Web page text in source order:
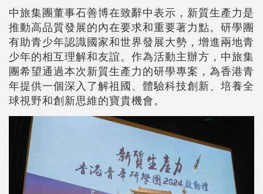
中旅集團董事石善博在致辭中表示，新質生產力是
推動高品質發展的內在要求和重要著力點。研學團
有助青少年認識國家和世界發展大勢，增進兩地青
少年的相互理解和友誼。作為活動主辦方，中旅集
團希望通過本次新質生產力的研學專案，為香港青
年提供一個深入了解祖國、體驗科技創新、培養全
球視野和創新思維的寶貴機會。